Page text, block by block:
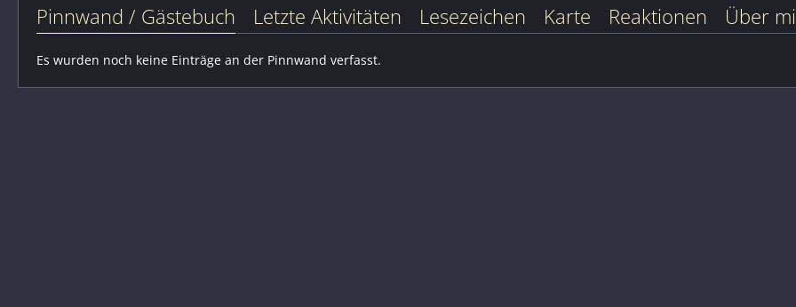
Pinnwand / Gästebuch Letzte Aktivitäten Lesezeichen Karte Reaktionen Über
Es wurden noch keine Einträge an der Pinnwand verfasst.